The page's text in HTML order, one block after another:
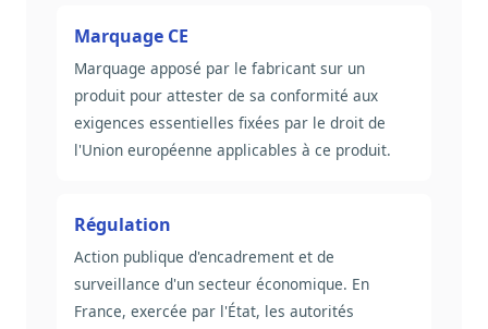
Marquage CE
Marquage apposé par le fabricant sur un
produit pour attester de sa conformité aux
exigences essentielles fixées par le droit de
l'Union européenne applicables à ce produit.
Régulation
Action publique d'encadrement et de
surveillance d'un secteur économique. En
France, exercée par l'État, les autorités